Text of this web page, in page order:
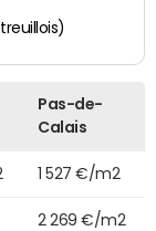
Pas-de-
Calais
1 527 €/m2
2 269 €/m2